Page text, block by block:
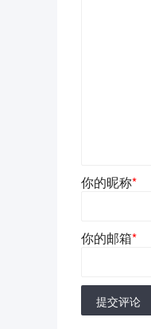
你的昵称*
你的邮箱*
提交评论